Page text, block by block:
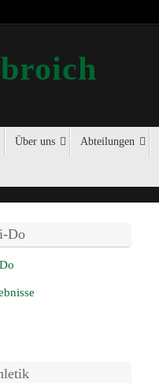
Über uns Abteilungen
Do